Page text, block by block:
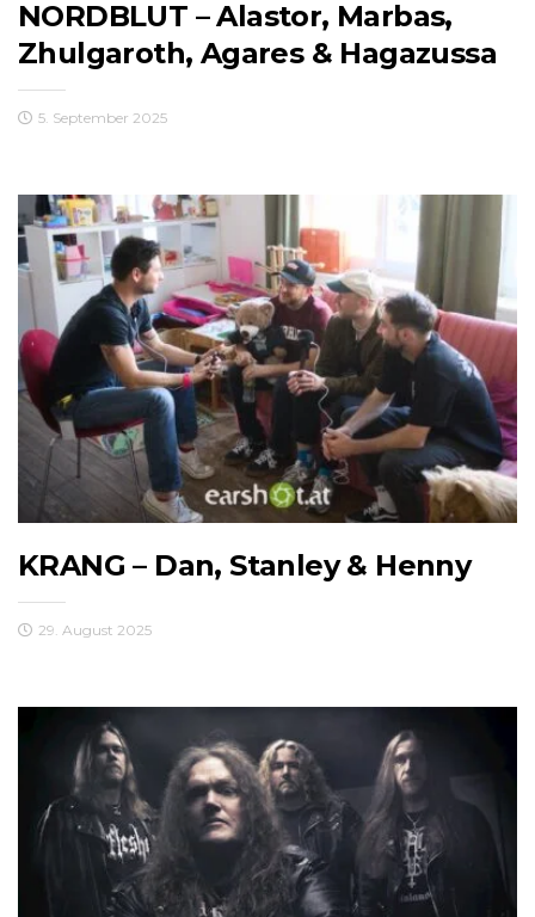
NORDBLUT – Alastor, Marbas,
Zhulgaroth, Agares & Hagazussa
5. September 2025
KRANG – Dan, Stanley & Henny
29. August 2025